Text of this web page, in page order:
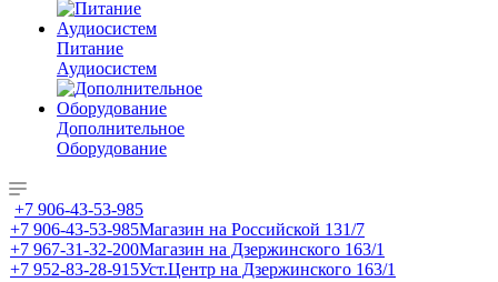
Питание
Аудиосистем
Дополнительное
Оборудование
+7 906-43-53-985
+7 906-43-53-985Магазин на Российской 131/7
+7 967-31-32-200Магазин на Дзержинского 163/1
+7 952-83-28-915Уст.Центр на Дзержинского 163/1